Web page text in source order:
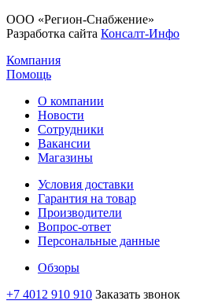
ООО «Регион-Снабжение»
Разработка сайта Консалт-Инфо
Компания
Помощь
О компании
Новости
Сотрудники
Вакансии
Магазины
Условия доставки
Гарантия на товар
Производители
Вопрос-ответ
Персональные данные
Обзоры
+7 4012 910 910 Заказать звонок